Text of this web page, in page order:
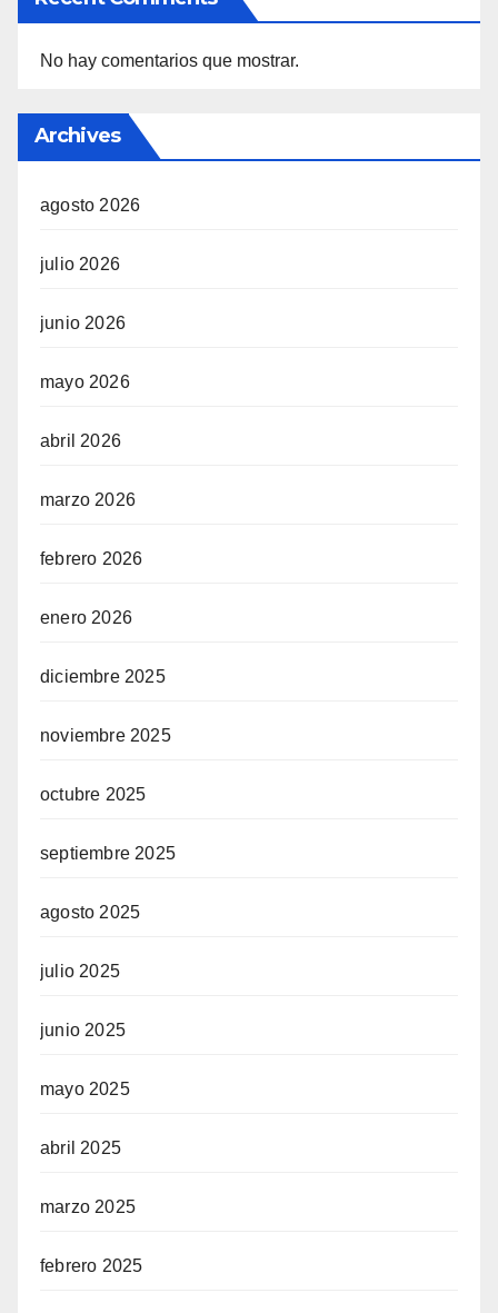
No hay comentarios que mostrar.
Archives
agosto 2026
julio 2026
junio 2026
mayo 2026
abril 2026
marzo 2026
febrero 2026
enero 2026
diciembre 2025
noviembre 2025
octubre 2025
septiembre 2025
agosto 2025
julio 2025
junio 2025
mayo 2025
abril 2025
marzo 2025
febrero 2025